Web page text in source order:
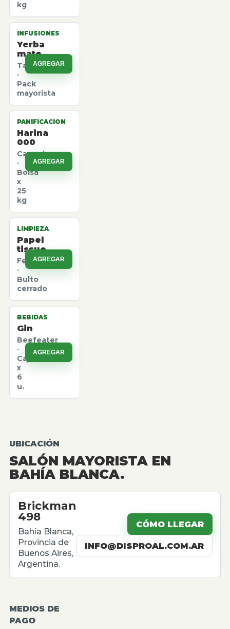
kg
INFUSIONES
Yerba
mate
Taragui
·
Pack
mayorista
AGREGAR
PANIFICACION
Harina
000
Canuelas
·
Bolsa
x
25
kg
AGREGAR
LIMPIEZA
Papel
tissue
Felpita
·
Bulto
cerrado
AGREGAR
BEBIDAS
Gin
Beefeater
·
Caja
x
6
u.
AGREGAR
UBICACIÓN
SALÓN MAYORISTA EN
BAHÍA BLANCA.
Brickman
498
Bahía Blanca,
Provincia de
Buenos Aires,
Argentina.
CÓMO LLEGAR
INFO@DISPROAL.COM.AR
MEDIOS DE
PAGO